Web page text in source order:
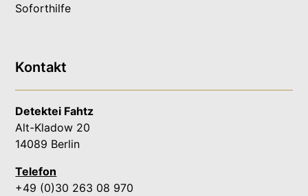
Soforthilfe
Kontakt
Detektei Fahtz
Alt-Kladow 20
14089 Berlin
Telefon
+49 (0)30 263 08 970